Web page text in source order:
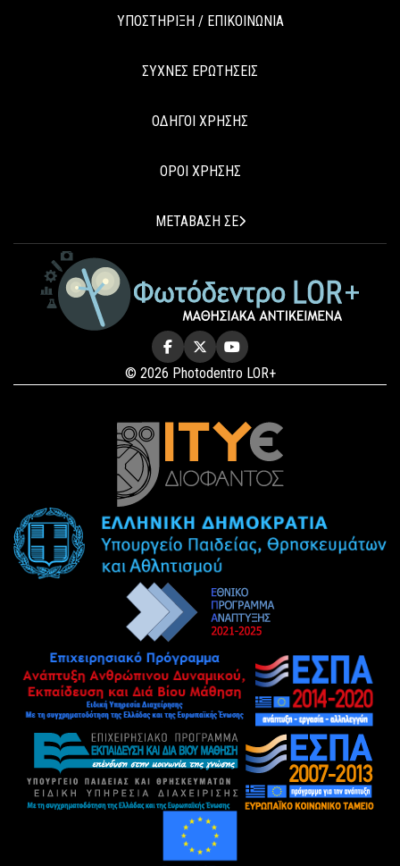
ΥΠΟΣΤΗΡΙΞΗ / ΕΠΙΚΟΙΝΩΝΙΑ
ΣΥΧΝΕΣ ΕΡΩΤΗΣΕΙΣ
ΟΔΗΓΟΙ ΧΡΗΣΗΣ
ΟΡΟΙ ΧΡΗΣΗΣ
ΜΕΤΑΒΑΣΗ ΣΕ
© 2026 Photodentro LOR+